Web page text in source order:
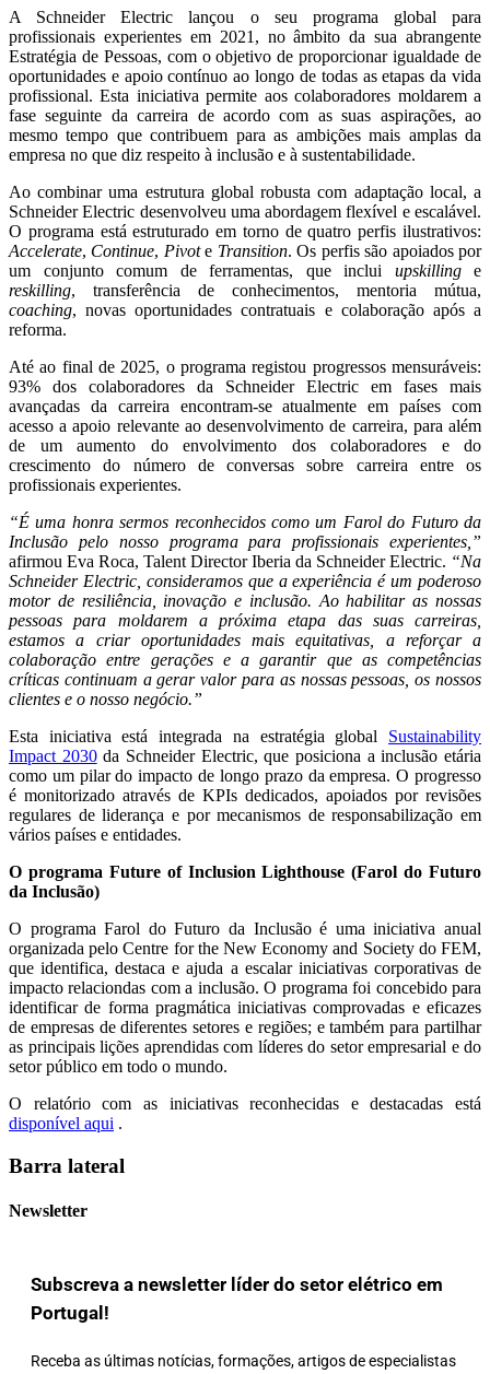
A Schneider Electric lançou o seu programa global para
profissionais experientes em 2021, no âmbito da sua abrangente
Estratégia de Pessoas, com o objetivo de proporcionar igualdade de
oportunidades e apoio contínuo ao longo de todas as etapas da vida
profissional. Esta iniciativa permite aos colaboradores moldarem a
fase seguinte da carreira de acordo com as suas aspirações, ao
mesmo tempo que contribuem para as ambições mais amplas da
empresa no que diz respeito à inclusão e à sustentabilidade.
Ao combinar uma estrutura global robusta com adaptação local, a
Schneider Electric desenvolveu uma abordagem flexível e escalável.
O programa está estruturado em torno de quatro perfis ilustrativos:
Accelerate, Continue, Pivote Transition. Os perfis são apoiados por
um conjunto comum de ferramentas, que inclui upskillinge
reskilling, transferência de conhecimentos, mentoria mútua,
coaching, novas oportunidades contratuais e colaboração após a
reforma.
Até ao final de 2025, o programa registou progressos mensuráveis:
93% dos colaboradores da Schneider Electric em fases mais
avançadas da carreira encontram-se atualmente em países com
acesso a apoio relevante ao desenvolvimento de carreira, para além
de um aumento do envolvimento dos colaboradores e do
crescimento do número de conversas sobre carreira entre os
profissionais experientes.
“É uma honra sermos reconhecidos como um Farol do Futuro da
Inclusão pelo nosso programa para profissionais experientes,”
afirmou Eva Roca, Talent Director Iberia da Schneider Electric. “Na
Schneider Electric, consideramos que a experiência é um poderoso
motor de resiliência, inovação e inclusão. Ao habilitar as nossas
pessoas para moldarem a próxima etapa das suas carreiras,
estamos a criar oportunidades mais equitativas, a reforçar a
colaboração entre gerações e a garantir que as competências
críticas continuam a gerar valor para as nossas pessoas, os nossos
clientes e o nosso negócio.”
Esta iniciativa está integrada na estratégia global Sustainability
Impact 2030da Schneider Electric, que posiciona a inclusão etária
como um pilar do impacto de longo prazo da empresa. O progresso
é monitorizado através de KPIs dedicados, apoiados por revisões
regulares de liderança e por mecanismos de responsabilização em
vários países e entidades.
O programa Future of Inclusion Lighthouse (Farol do Futuro
da Inclusão)
O programa Farol do Futuro da Inclusão é uma iniciativa anual
organizada pelo Centre for the New Economy and Society do FEM,
que identifica, destaca e ajuda a escalar iniciativas corporativas de
impacto relaciondas com a inclusão. O programa foi concebido para
identificar de forma pragmática iniciativas comprovadas e eficazes
de empresas de diferentes setores e regiões; e também para partilhar
as principais lições aprendidas com líderes do setor empresarial e do
setor público em todo o mundo.
O relatório com as iniciativas reconhecidas e destacadas está
disponível aqui .
Barra lateral
Newsletter
Subscreva a newsletter líder do setor elétrico em
Portugal!
Receba as últimas notícias, formações, artigos de especialistas